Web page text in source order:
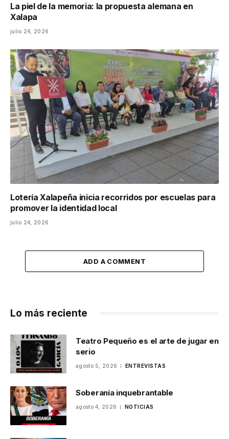
La piel de la memoria: la propuesta alemana en
Xalapa
julio 24, 2026
Lotería Xalapeña inicia recorridos por escuelas para
promover la identidad local
julio 24, 2026
ADD A COMMENT
Lo más reciente
Teatro Pequeño es el arte de jugar en
serio
agosto 5, 2026 ENTREVISTAS
Soberanía inquebrantable
agosto 4, 2026 NOTICIAS